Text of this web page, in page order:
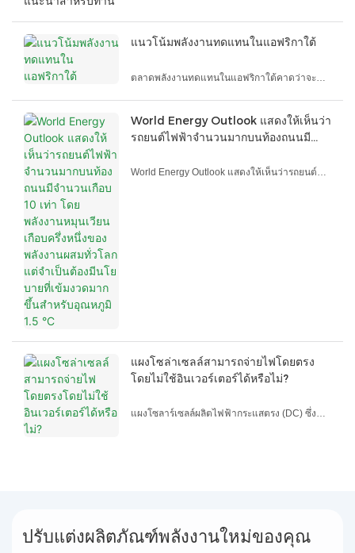
แนวโน้มพลังงานทดแทนในแอฟริกาใต้
ตลาดพลังงานทดแทนในแอฟริกาใต้คาดว่าจะ
แอฟริกาใต้คาดว่าจะอยู่ที่ประมาณ 16.58 กิกะ
วัตต์ (GW) และคาดว่าจะสูงถึง 28 กิกะวัตต์ภายใน
(CAGR) ที่ 11.05%
World Energy Outlook แสดงให้เห็นว่า
รถยนต์ไฟฟ้าจำนวนมากบนท้องถนนมี
หมุนเวียนเกือบครึ่งหนึ่งของพลังงานผสม
World Energy Outlook แสดงให้เห็นว่ารถยนต์
แนวโน้มพลังงานโลกฉบับใหม่ปี 2023 การเพิ่มขึ้น
อย่างน่าอัศจรรย์ของเทคโนโลยีพลังงานสะอาด
เช่น พลังงานแสงอาทิตย์ ลม รถยนต์ไฟฟ้า และปั๊ม
พลังงานให้กับทุกสิ่งตั้งแต่โรงงานและยานพาหนะ
แผงโซล่าเซลล์สามารถจ่ายไฟโดยตรง
โดยไม่ใช้อินเวอร์เตอร์ได้หรือไม่?
แผงโซลาร์เซลล์ผลิตไฟฟ้ากระแสตรง (DC) ซึ่ง
อินเวอร์เตอร์เป็นอุปกรณ์ที่แปลงไฟฟ้ากระแสตรง
ปรับแต่งผลิตภัณฑ์พลังงานใหม่ของคุณ